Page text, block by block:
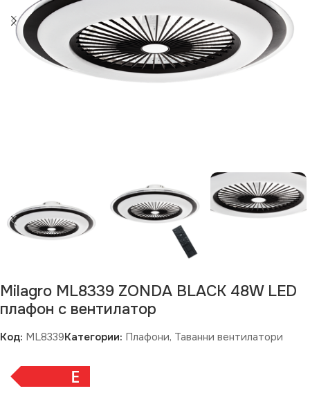
Milagro ML8339 ZONDA BLACK 48W LED
плафон с вентилатор
Код: ML8339Категории: Плафони, Таванни вентилатори
E